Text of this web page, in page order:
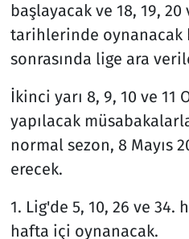
başlayacak ve 18, 19, 20
tarihlerinde oynanacak
sonrasında lige ara
İkinci yarı 8, 9, 10 ve
yapılacak
normal sezon, 8 Mayıs
erecek.
1. Lig'de 5, 10, 26 ve 34.
hafta içi oynanacak.